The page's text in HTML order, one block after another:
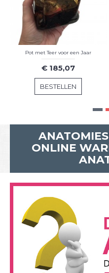
Pot met Teer voor een Jaar
€ 185,07
BESTELLEN
ONLINE